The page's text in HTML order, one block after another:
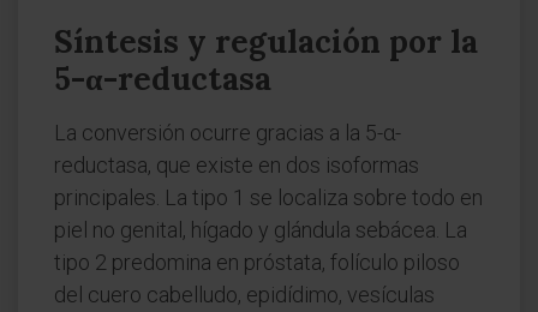
Síntesis y regulación por la
5-α-reductasa
La conversión ocurre gracias a la 5-α-
reductasa, que existe en dos isoformas
principales. La tipo 1 se localiza sobre todo en
piel no genital, hígado y glándula sebácea. La
tipo 2 predomina en próstata, folículo piloso
del cuero cabelludo, epidídimo, vesículas